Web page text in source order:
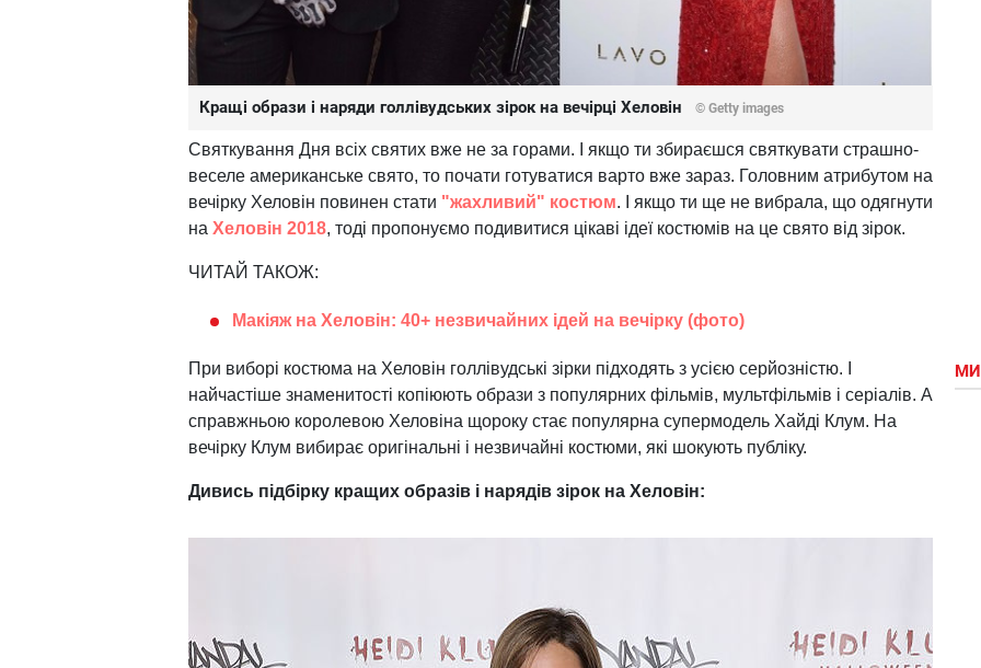
Кращі образи і наряди голлівудських зірок на вечірці Хеловін © Getty images
Святкування Дня всіх святих вже не за горами. І якщо ти збираєшся святкувати страшно-
веселе американське свято, то почати готуватися варто вже зараз. Головним атрибутом на
вечірку Хеловін повинен стати "жахливий" костюм. І якщо ти ще не вибрала, що одягнути
на Хеловін 2018, тоді пропонуємо подивитися цікаві ідеї костюмів на це свято від зірок.
ЧИТАЙ ТАКОЖ:
Макіяж на Хеловін: 40+ незвичайних ідей на вечірку (фото)
При виборі костюма на Хеловін голлівудські зірки підходять з усією серйозністю. І
найчастіше знаменитості копіюють образи з популярних фільмів, мультфільмів і серіалів. А
справжньою королевою Хеловіна щороку стає популярна супермодель Хайді Клум. На
вечірку Клум вибирає оригінальні і незвичайні костюми, які шокують публіку.
Дивись підбірку кращих образів і нарядів зірок на Хеловін: